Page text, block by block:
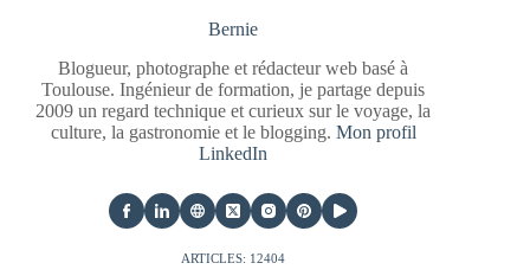
Bernie
Blogueur, photographe et rédacteur web basé à
Toulouse. Ingénieur de formation, je partage depuis
2009 un regard technique et curieux sur le voyage, la
culture, la gastronomie et le blogging. Mon profil
LinkedIn
ARTICLES: 12404